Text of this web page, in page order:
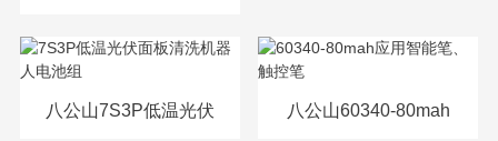
八公山7S3P低温光伏 八公山60340-80mah